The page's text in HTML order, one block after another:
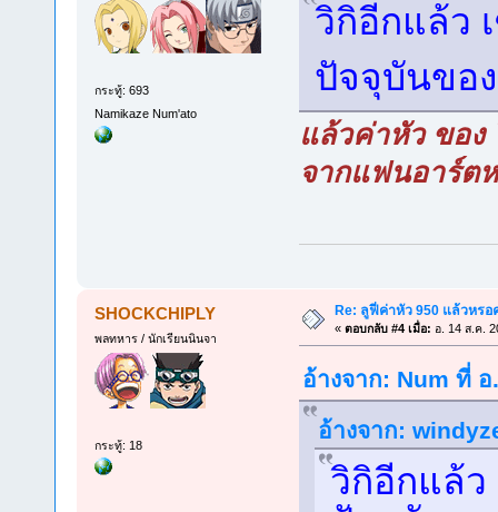
กระทู้: 693
Namikaze Num'ato
วิกิอีกแล้ว
ปัจจุบันขอ
แล้วค่าหัว ของ
จากแฟนอาร์ต
SHOCKCHIPLY
พลทหาร / นักเรียนนินจา
กระทู้: 18
Re: ลูฟี่ค่าหัว 950 แล้วหรอ
« ตอบกลับ #4 เมื่อ: อ. 14 ส.ค.
อ้างจาก: Num ที่
อ้างจาก:
วิกิอีกแล้ว